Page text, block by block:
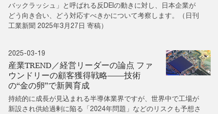
バックラッシュ」と呼ばれる反DEIの動きに対し、日本企業が
どう向き合い、どう対応すべきかについて考察します。（日刊
工業新聞 2025年3月27日 寄稿）
2025-03-19
産業TREND／経営リーダーの論点 ファ
ウンドリーの顧客獲得戦略――技術
の“金の卵”で新興育成
持続的に成長が見込まれる半導体業界ですが、世界中で工場が
新設され供給過剰に陥る「2024年問題」などのリスクも予想さ